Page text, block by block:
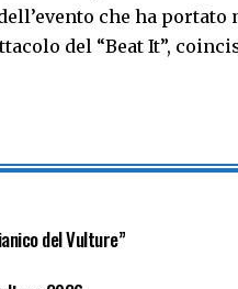
che ha
del “Beat It”,
del Vulture”